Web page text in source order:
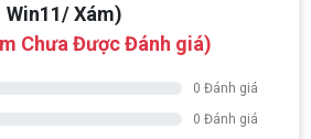
Win11/ Xám)
Chưa Được Đánh giá)
0 Đánh giá
0 Đánh giá